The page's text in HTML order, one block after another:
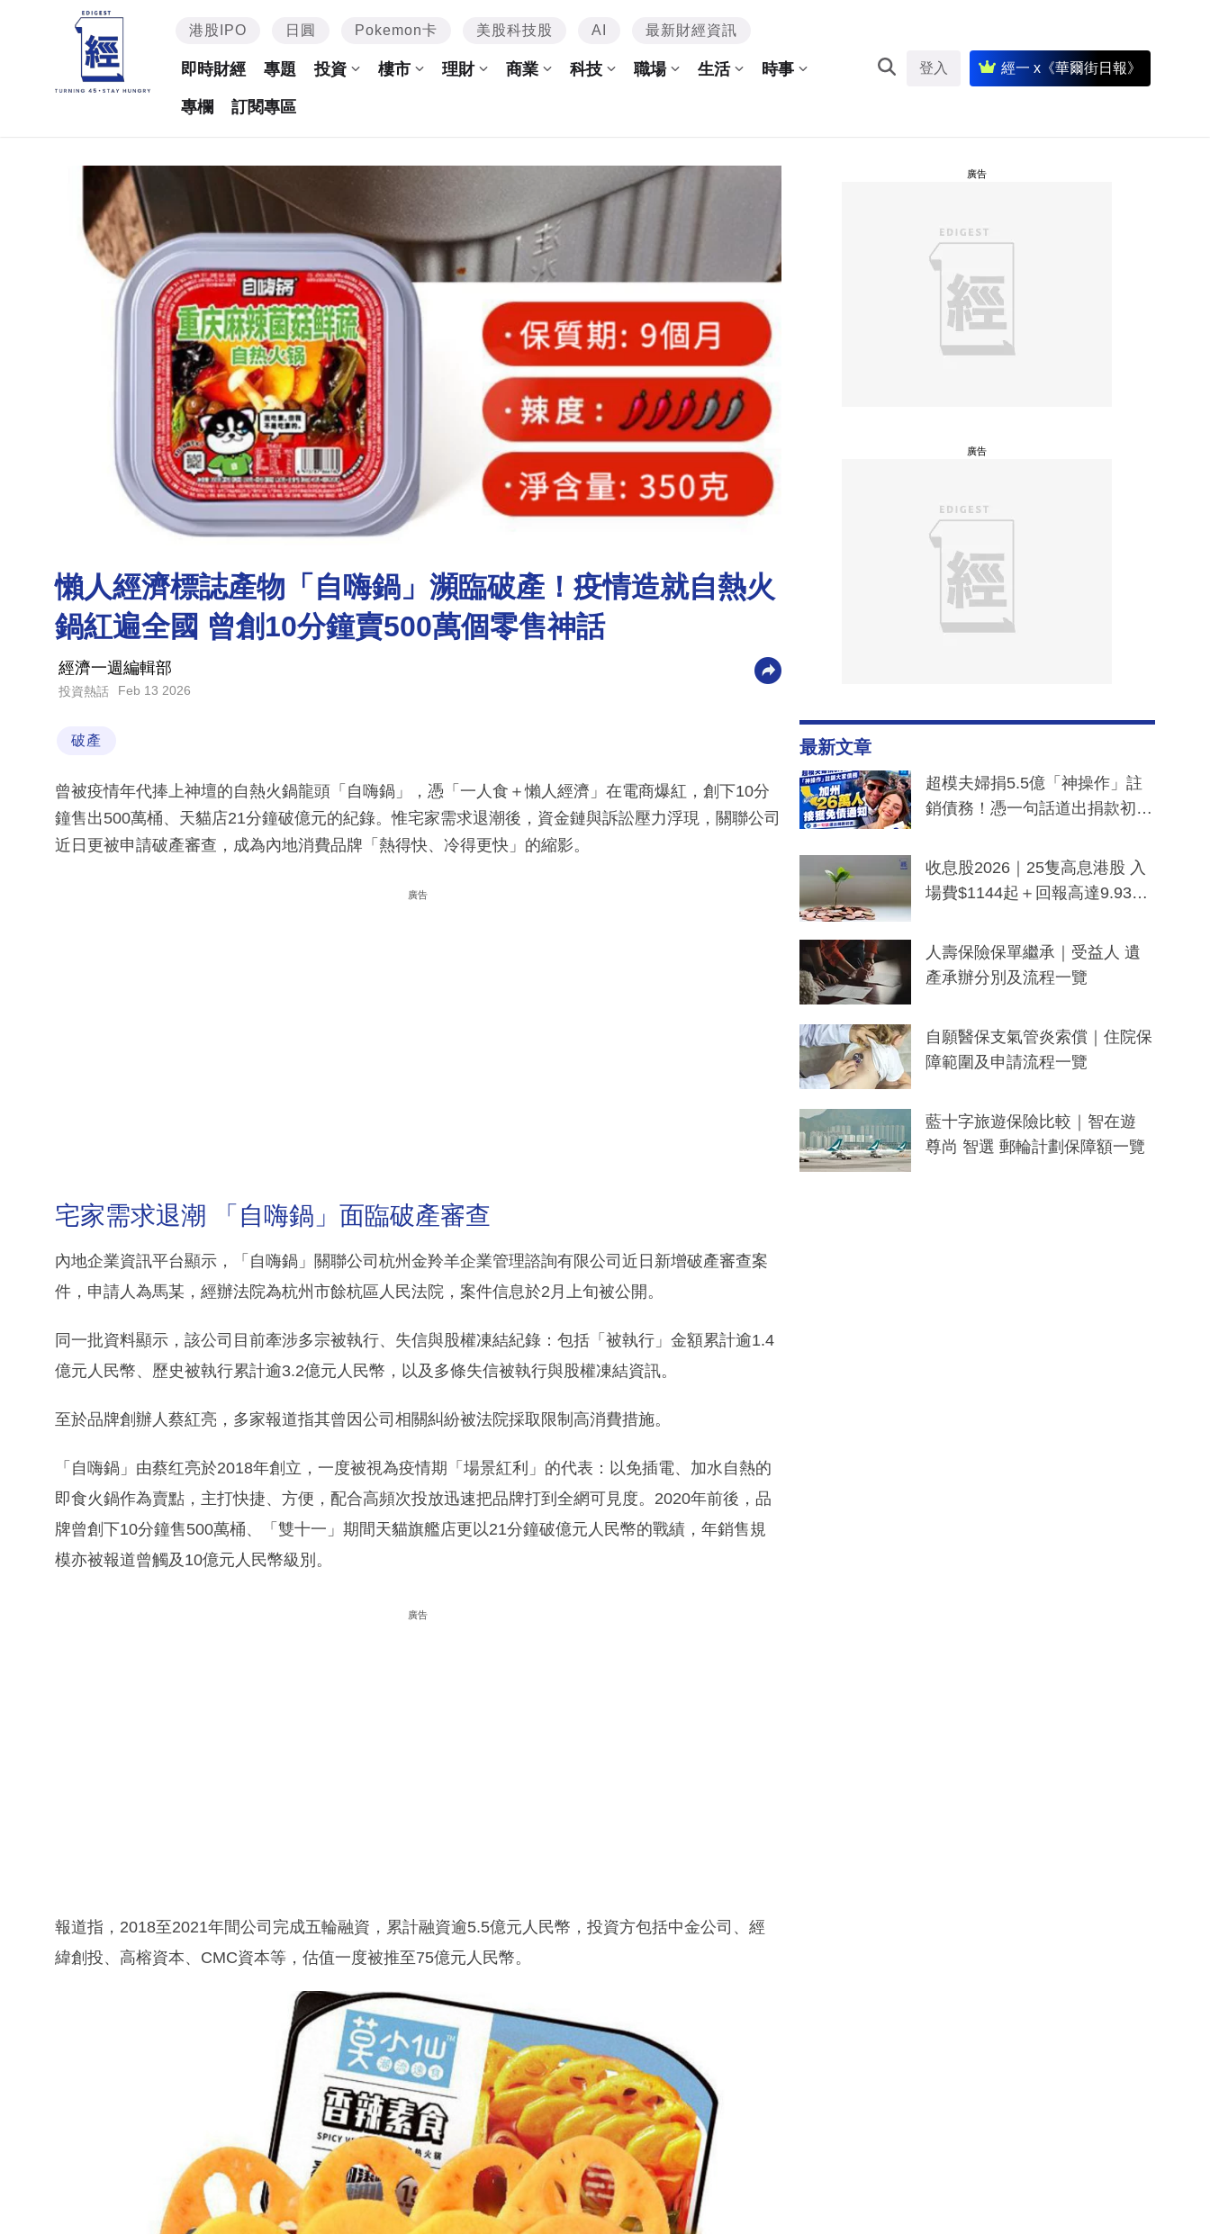
港股IPO 日圓 Pokemon卡 美股科技股 AI 最新財經資訊
即時財經 專題 投資 樓市 理財 商業 科技 職場 生活 時事
專欄 訂閱專區
登入 經一 x《華爾街日報》
懶人經濟標誌產物「自嗨鍋」瀕臨破產！疫情造就自熱火
鍋紅遍全國 曾創10分鐘賣500萬個零售神話
經濟一週編輯部
投資熱話 Feb 13 2026
破產
曾被疫情年代捧上神壇的自熱火鍋龍頭「自嗨鍋」，憑「一人食＋懶人經濟」在電商爆紅，創下10分
鐘售出500萬桶、天貓店21分鐘破億元的紀錄。惟宅家需求退潮後，資金鏈與訴訟壓力浮現，關聯公司
近日更被申請破產審查，成為內地消費品牌「熱得快、冷得更快」的縮影。
廣告
宅家需求退潮 「自嗨鍋」面臨破產審查
內地企業資訊平台顯示，「自嗨鍋」關聯公司杭州金羚羊企業管理諮詢有限公司近日新增破產審查案
件，申請人為馬某，經辦法院為杭州市餘杭區人民法院，案件信息於2月上旬被公開。
同一批資料顯示，該公司目前牽涉多宗被執行、失信與股權凍結紀錄：包括「被執行」金額累計逾1.4
億元人民幣、歷史被執行累計逾3.2億元人民幣，以及多條失信被執行與股權凍結資訊。
至於品牌創辦人蔡紅亮，多家報道指其曾因公司相關糾紛被法院採取限制高消費措施。
「自嗨鍋」由蔡红亮於2018年創立，一度被視為疫情期「場景紅利」的代表：以免插電、加水自熱的
即食火鍋作為賣點，主打快捷、方便，配合高頻次投放迅速把品牌打到全網可見度。2020年前後，品
牌曾創下10分鐘售500萬桶、「雙十一」期間天貓旗艦店更以21分鐘破億元人民幣的戰績，年銷售規
模亦被報道曾觸及10億元人民幣級別。
廣告
報道指，2018至2021年間公司完成五輪融資，累計融資逾5.5億元人民幣，投資方包括中金公司、經
緯創投、高榕資本、CMC資本等，估值一度被推至75億元人民幣。
廣告
廣告
最新文章
超模夫婦捐5.5億「神操作」註
銷債務！憑一句話道出捐款初
一度被誤當詐騙手段
收息股2026｜25隻高息港股 入
場費$1144起＋回報高達9.93
人壽保險保單繼承｜受益人 遺
產承辦分別及流程一覽
自願醫保支氣管炎索償｜住院保
障範圍及申請流程一覽
藍十字旅遊保險比較｜智在遊
尊尚 智選 郵輪計劃保障額一覽